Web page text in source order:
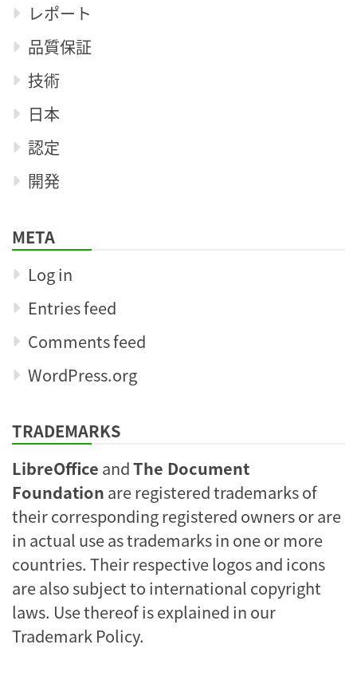
レポート
品質保証
技術
日本
認定
開発
META
Log in
Entries feed
Comments feed
WordPress.org
TRADEMARKS
LibreOffice andThe Document
Foundation are registered trademarks of
their corresponding registered owners or are
in actual use as trademarks in one or more
countries. Their respective logos and icons
are also subject to international copyright
laws. Use thereof is explained in our
Trademark Policy.